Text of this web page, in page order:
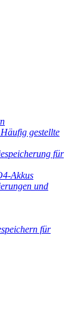
gestellte
für
Akkus
und
für